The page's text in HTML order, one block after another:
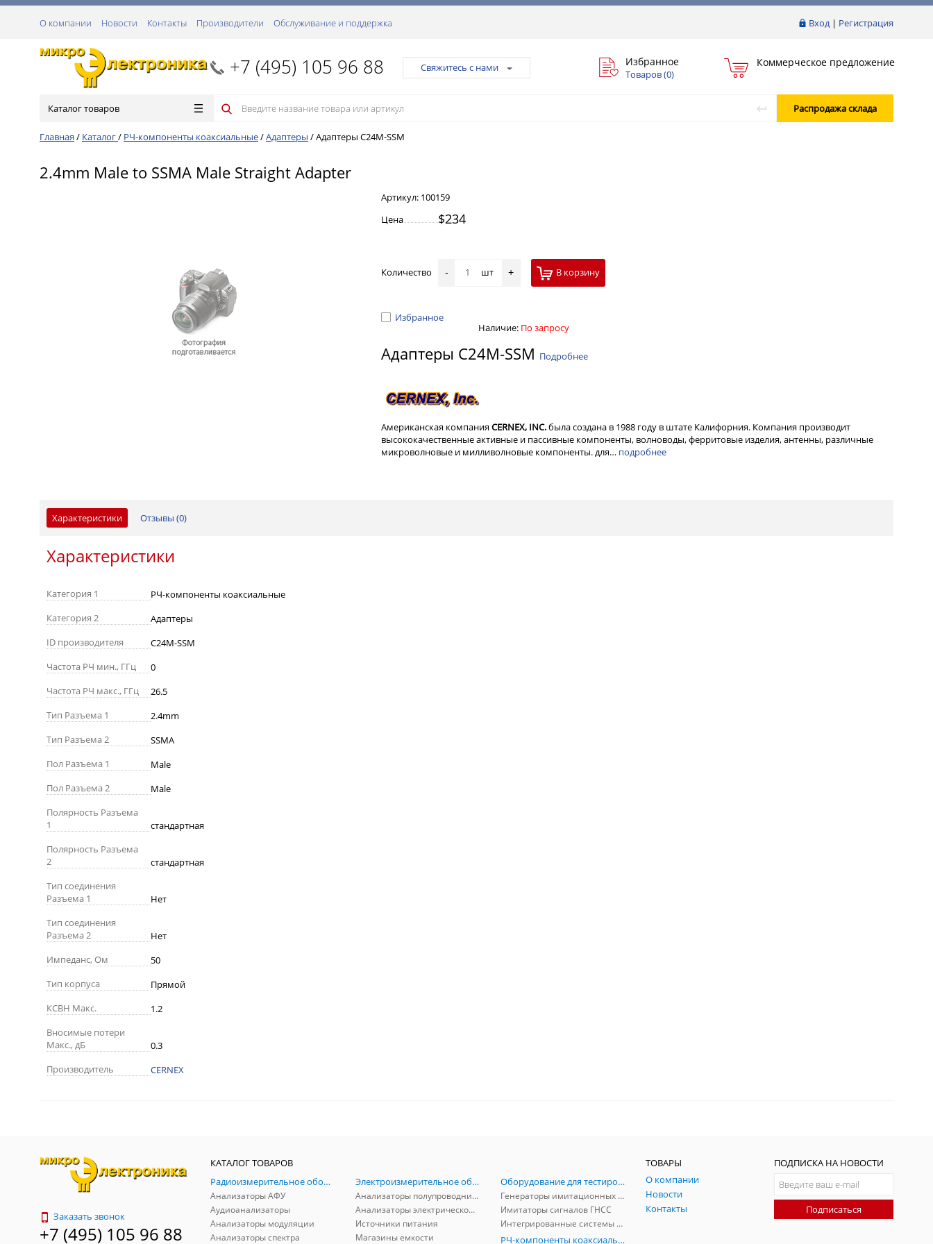
Вход| Регистрация
О компании Новости Контакты Производители Обслуживание и поддержка
+7 (495) 105 96 88 Свяжитесь с нами Избранное
Товаров (0)
Коммерческое предложение
Каталог товаров Распродажа склада
Главная / Каталог/ РЧ-компоненты коаксиальные/Адаптеры /Адаптеры C24M-SSM
2.4mm Male to SSMA Male Straight Adapter
Артикул: 100159
Цена
$234
Количество - шт + В корзину
Избранное
Наличие: По запросу
Адаптеры C24M-SSM Подробнее
Американская компанияCERNEX, INC.была создана в 1988 году в штате Калифорния. Компания производит
высококачественные активные и пассивные компоненты, волноводы, ферритовые изделия, антенны, различные
микроволновые и милливолновые компоненты. для… подробнее
Характеристики Отзывы (0)
Характеристики
Категория 1
РЧ-компоненты коаксиальные
Категория 2
Адаптеры
ID производителя
C24M-SSM
Частота РЧ мин., ГГц
0
Частота РЧ макс., ГГц
26.5
Тип Разъема 1
2.4mm
Тип Разъема 2
SSMA
Пол Разъема 1
Male
Пол Разъема 2
Male
Полярность Разъема
1
стандартная
Полярность Разъема
2
стандартная
Тип соединения
Разъема 1
Нет
Тип соединения
Разъема 2
Нет
Импеданс, Ом
50
Тип корпуса
Прямой
КСВН Макс.
1.2
Вносимые потери
Макс., дБ
0.3
Производитель
CERNEX
Заказать звонок
+7 (495) 105 96 88
КАТАЛОГ ТОВАРОВ
Радиоизмерительное оборудование
Анализаторы АФУ
Аудиоанализаторы
Анализаторы модуляции
Анализаторы спектра
Электроизмерительное оборудование
Анализаторы полупроводников
Анализаторы электрической мощности
Источники питания
Магазины емкости
Оборудование для тестирования и симуляции ГНСС
Генераторы имитационных и заградительных помех
Имитаторы сигналов ГНСС
Интегрированные системы защиты от ГНСС-помех
РЧ-компоненты коаксиальные
ТОВАРЫ
О компании
Новости
Контакты
ПОДПИСКА НА НОВОСТИ
Подписаться